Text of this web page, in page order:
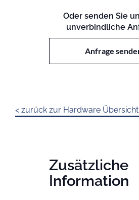
Oder senden Sie
unverbindliche
Anfrage
< zurück zur Hardware Übersicht
Zusätzliche
Information